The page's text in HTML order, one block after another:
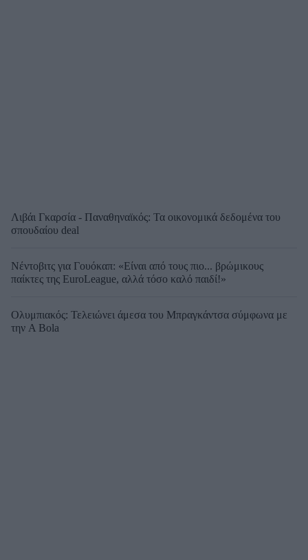
Λιβάι Γκαρσία - Παναθηναϊκός: Τα οικονομικά δεδομένα του
σπουδαίου deal
Νέντοβιτς για Γουόκαπ: «Είναι από τους πιο... βρώμικους
παίκτες της EuroLeague, αλλά τόσο καλό παιδί!»
Ολυμπιακός: Τελειώνει άμεσα του Μπραγκάντσα σύμφωνα με
την A Bola